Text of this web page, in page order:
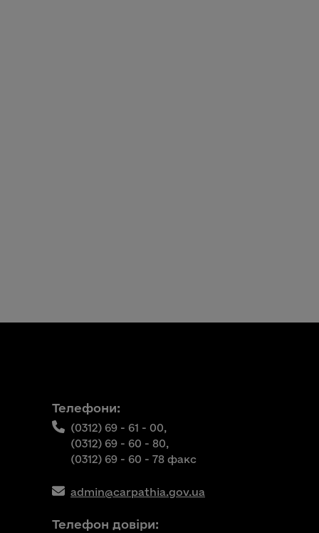
Телефони:
(0312) 69 - 61 - 00,
(0312) 69 - 60 - 80,
(0312) 69 - 60 - 78 факс
admin@carpathia.gov.ua
Телефон довіри: